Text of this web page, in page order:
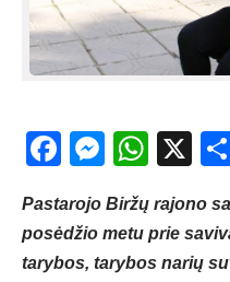
Facebook
X
Pastarojo Biržų rajono
posėdžio metu prie
tarybos, tarybos narių